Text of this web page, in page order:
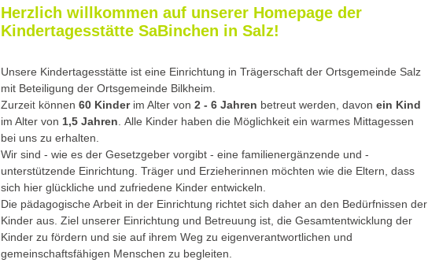
Herzlich willkommen auf unserer Homepage der
Kindertagesstätte SaBinchen in Salz!
Unsere Kindertagesstätte ist eine Einrichtung in Trägerschaft der Ortsgemeinde Salz
mit Beteiligung der Ortsgemeinde Bilkheim.
Zurzeit können 60 Kinder im Alter von 2 - 6 Jahren betreut werden, davon ein Kind
im Alter von 1,5 Jahren Alle Kinder haben die Möglichkeit ein warmes Mittagessen
bei uns zu erhalten.
Wir sind - wie es der Gesetzgeber vorgibt - eine familienergänzende und -
unterstützende Einrichtung. Träger und Erzieherinnen möchten wie die Eltern, dass
sich hier glückliche und zufriedene Kinder entwickeln.
Die pädagogische Arbeit in der Einrichtung richtet sich daher an den Bedürfnissen der
Kinder aus. Ziel unserer Einrichtung und Betreuung ist, die Gesamtentwicklung der
Kinder zu fördern und sie auf ihrem Weg zu eigenverantwortlichen und
gemeinschaftsfähigen Menschen zu begleiten.